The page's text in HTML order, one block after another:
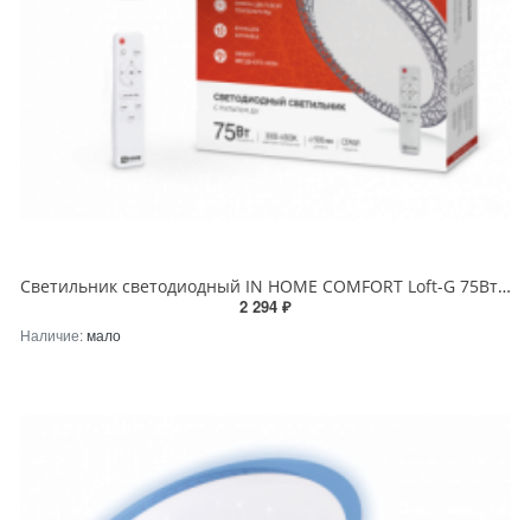
Светильник светодиодный IN HOME COMFORT Loft-G 75Вт 230В 3000-6500K 6000Лм 500x100мм с пультом ДУ
2 294 ₽
Наличие:мало